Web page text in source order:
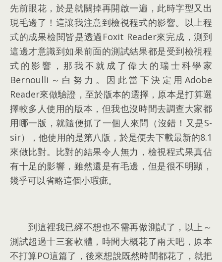
先前眼花 ， 於是就關掉再開啟一遍 ， 此時字型又出
現毛邊了！這讓我注意到檢視程式的影響。 以上程
式的成果檢閱皆是透過Foxit Reader來完成 ，測到
這邊才意識到如果前面的測試結果都是受到檢視程
式的影響 ， 那我不就成了偉大的瑞士科學家
Bernoulli～白努力 。 因此當下決定用Adobe
Reader來做驗證 ， 至於版本的選擇 ， 原本是打算選
擇較多人使用的版本 ， 但我也沒時間去調查大家都
用哪一版 ，就隨便抓了一個人來問（沒錯！又是S-
sir）
，他使用的是第八版 ，於是便去下載最新的8.1
來做比對。 比對的結果令人無力 ， 檢視程式果真佔
有十足的影響 ，雖然還是有毛邊 ， 但是很不明顯 ，
幾乎可以省略這個小瑕疵。
到這裡我已經不想也不需再做測試了 ， 以上～
測試超過十三套軟體 ， 時間大概花了兩天吧 ， 原本
不打算PO這篇了 ， 後來想說既然時間都花了 ， 就把